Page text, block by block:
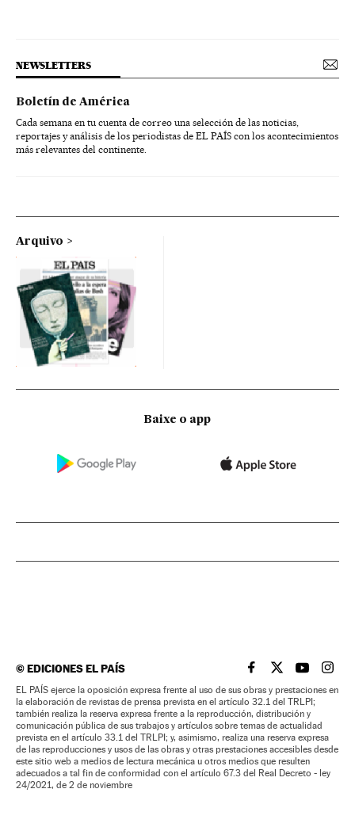
NEWSLETTERS
Boletín de América
Cada semana en tu cuenta de correo una selección de las noticias,
reportajes y análisis de los periodistas de EL PAÍS con los acontecimientos
más relevantes del continente.
Arquivo
Baixe o app
©EDICIONES EL PAÍS EL PAÍS BRASIL EN
EL PAÍSEL PAÍS
EL
EL PAÍS ejerce la oposición expresa frente al uso de sus obras y prestaciones en
la elaboración de revistas de prensa prevista en el artículo 32.1 del TRLPI;
también realiza la reserva expresa frente a la reproducción, distribución y
comunicación pública de sus trabajos y artículos sobre temas de actualidad
prevista en el artículo 33.1 del TRLPI; y, asimismo, realiza una reserva expresa
de las reproducciones y usos de las obras y otras prestaciones accesibles desde
este sitio web a medios de lectura mecánica u otros medios que resulten
adecuados a tal fin de conformidad con el artículo 67.3 del Real Decreto - ley
24/2021, de 2 de noviembre